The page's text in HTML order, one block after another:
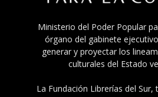
Ministerio del Poder Popular
órgano del gabinete
generar y proyectar los
culturales del Estado
La Fundación Librerías del